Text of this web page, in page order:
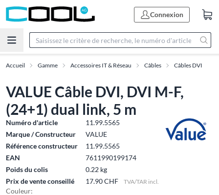
Connexion
Accueil Gamme Accessoires IT & Réseau Câbles Câbles DVI
VALUE Câble DVI, DVI M-F,
(24+1) dual link, 5 m
Numéro d'article
11.99.5565
Marque / Constructeur
VALUE
Référence constructeur
11.99.5565
EAN
7611990199174
Poids du colis
0.22 kg
Prix de vente conseillé
17.90 CHF TVA/TAR incl.
Couleur: